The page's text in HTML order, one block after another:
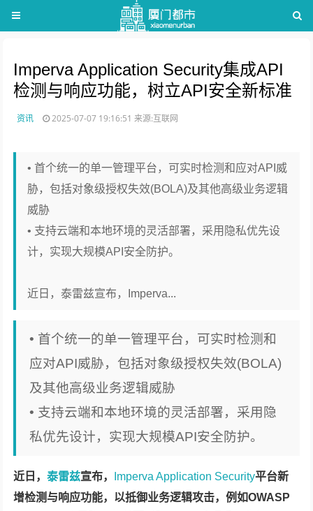
Imperva Application Security集成API
检测与响应功能，树立API安全新标准
资讯 2025-07-07 19:16:51来源:互联网
• 首个统一的单一管理平台，可实时检测和应对API威
胁，包括对象级授权失效(BOLA)及其他高级业务逻辑
威胁
• 支持云端和本地环境的灵活部署，采用隐私优先设
计，实现大规模API安全防护。
近日，泰雷兹宣布，Imperva...
• 首个统一的单一管理平台，可实时检测和
应对API威胁，包括对象级授权失效(BOLA)
及其他高级业务逻辑威胁
• 支持云端和本地环境的灵活部署，采用隐
私优先设计，实现大规模API安全防护。
近日，泰雷兹宣布， Imperva Application Security平台新
增检测与响应功能，以抵御业务逻辑攻击，例如OWASP